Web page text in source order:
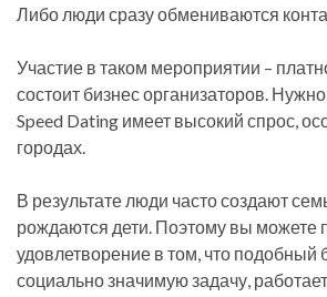
Либо люди сразу обмениваются
Участие в таком мероприятии –
состоит бизнес организаторов. Нужно
Speed Dating имеет высокий спрос,
городах.
В результате люди часто создают
рождаются дети. Поэтому вы можете
удовлетворение в том, что подобный
социально значимую задачу,